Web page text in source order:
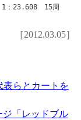
23.608 15周
［2012.03.05］
表らとカートを
「レッドブル